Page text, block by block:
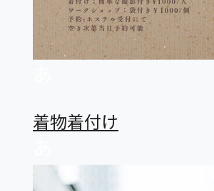
着物着付け